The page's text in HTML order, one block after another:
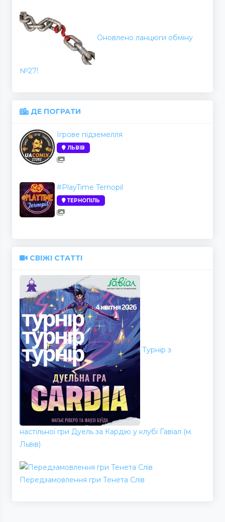
Оновлено ланцюги обміну
№27!
ДЕ ПОГРАТИ
Ігрове підземелля
ЛЬВІВ
#PlayTime Ternopil
ТЕРНОПІЛЬ
СВІЖІ СТАТТІ
Турнір з
настільної гри Дуель за Кардію у клубі Ґавіал (м.
Львів)
Передзамовлення гри Тенета Слів